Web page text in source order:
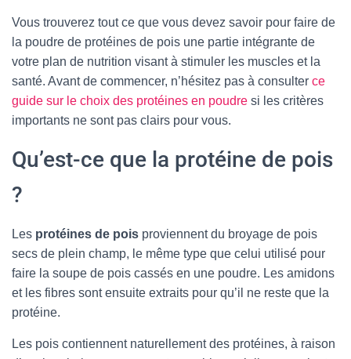
Vous trouverez tout ce que vous devez savoir pour faire de
la poudre de protéines de pois une partie intégrante de
votre plan de nutrition visant à stimuler les muscles et la
santé. Avant de commencer, n’hésitez pas à consulter ce
guide sur le choix des protéines en poudre si les critères
importants ne sont pas clairs pour vous.
Qu’est-ce que la protéine de pois
?
Les protéines de pois proviennent du broyage de pois
secs de plein champ, le même type que celui utilisé pour
faire la soupe de pois cassés en une poudre. Les amidons
et les fibres sont ensuite extraits pour qu’il ne reste que la
protéine.
Les pois contiennent naturellement des protéines, à raison